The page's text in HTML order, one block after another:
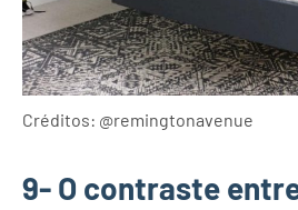
Créditos: @remingtonavenue
9- O contraste